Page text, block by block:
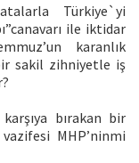
Türkiye`yi
ile iktidar
karanlık
sakil zihniyetle iş
bırakan bir
MHP’ninmi